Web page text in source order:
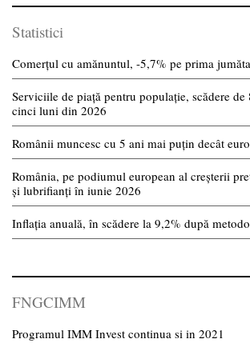
Statistici
Comerțul cu amănuntul, -5,7% pe prima
Serviciile de piață pentru populație, scădere
cinci luni din 2026
Românii muncesc cu 5 ani mai puțin decât
România, pe podiumul european al creșterii
și lubrifianți în iunie 2026
Inflația anuală, în scădere la 9,2% după
FNGCIMM
Programul IMM Invest continua si in 2021